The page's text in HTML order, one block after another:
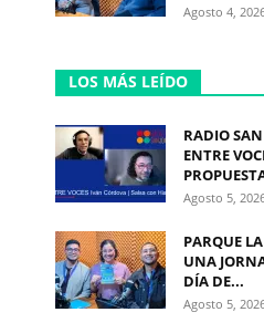
Agosto 4,
LOS MÁS LEÍDO
RADIO
ENTRE
Agosto 5,
PARQUE
UNA
DÍA DE...
Agosto 5,